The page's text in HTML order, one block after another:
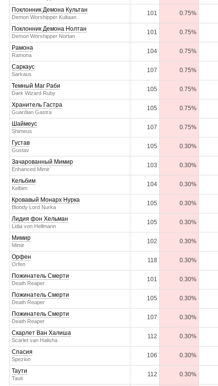
Поклонник Демона Культан
Demon Worshipper Kultaan
101 0.75%
Поклонник Демона Нолтан
Demon Worshipper Nortan
101 0.75%
Рамона
Ramona
104 0.75%
Саркаус
Sarkaus
107 0.75%
Темный Маг Раби
Dark Wizard Ruby
105 0.75%
Хранитель Гастра
Guardian Gastra
105 0.75%
Шаймеус
Shimeus
107 0.75%
Густав
Gustav
105 0.30%
Зачарованный Мимир
Enhanced Mimir
103 0.30%
Кельбим
Kelbim
104 0.30%
Кровавый Монарх Нурка
Bloody Lord Nurka
105 0.30%
Лидия фон Хельман
Lidia von Hellmann
105 0.30%
Мимир
Mimir
102 0.30%
Орфен
Orfen
118 0.30%
Пожинатель Смерти
Death Reaper
101 0.30%
Пожинатель Смерти
Death Reaper
105 0.30%
Пожинатель Смерти
Death Reaper
107 0.30%
Скарлет Ван Халиша
Scarlet van Halisha
112 0.30%
Спасия
Spezion
106 0.30%
Таути
Tauti
112 0.30%